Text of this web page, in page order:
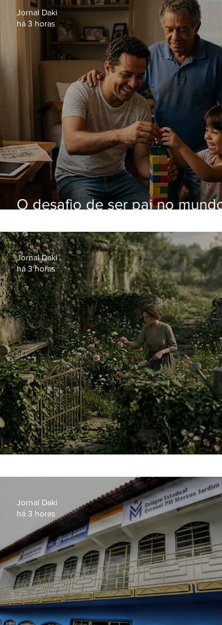
O desafio de ser pai no mundo
Jornal Daki
há 3 horas
Jornal Daki
há 3 horas
Jornal Daki
há 3 horas